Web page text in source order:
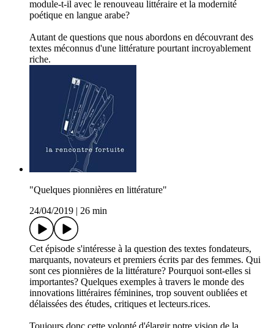
module-t-il avec le renouveau littéraire et la modernité
poétique en langue arabe?
Autant de questions que nous abordons en découvrant des
textes méconnus d'une littérature pourtant incroyablement
riche.
"Quelques pionnières en littérature"
24/04/2019
26 min
Cet épisode s'intéresse à la question des textes fondateurs,
marquants, novateurs et premiers écrits par des femmes. Qui
sont ces pionnières de la littérature? Pourquoi sont-elles si
importantes? Quelques exemples à travers le monde des
innovations littéraires féminines, trop souvent oubliées et
délaissées des études, critiques et lecteurs.rices.